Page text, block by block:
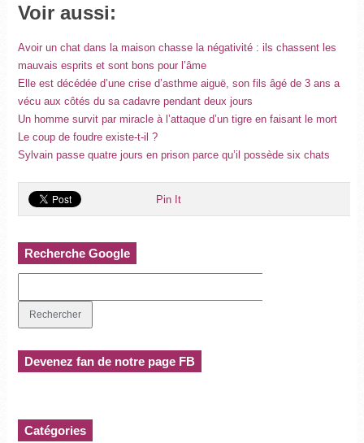
Voir aussi:
Avoir un chat dans la maison chasse la négativité : ils chassent les
mauvais esprits et sont bons pour l’âme
Elle est décédée d’une crise d’asthme aiguë, son fils âgé de 3 ans a
vécu aux côtés du sa cadavre pendant deux jours
Un homme survit par miracle à l’attaque d’un tigre en faisant le mort
Le coup de foudre existe-t-il ?
Sylvain passe quatre jours en prison parce qu’il possède six chats
Pin It
Recherche Google
Devenez fan de notre page FB
Catégories